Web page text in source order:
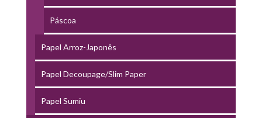
Páscoa
Papel Arroz-Japonês
Papel Decoupage/Slim Paper
Papel Sumiu